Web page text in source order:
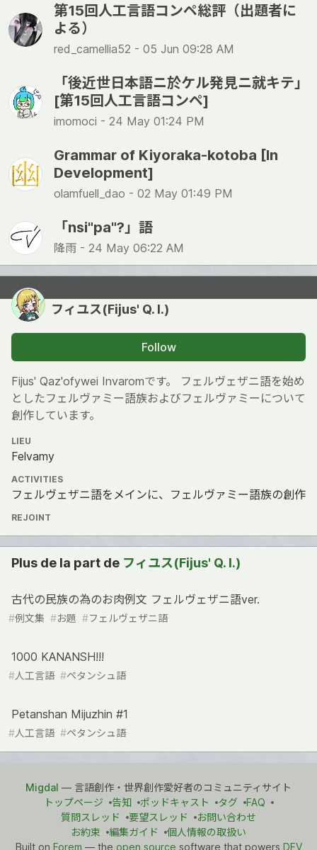
第15回人工言語コンペ総評（出題者に
よる）
red_camellia52 - 05 Jun 09:28 AM
「後近世日本語ニ於ケル発見ニ就キテ」
[第15回人工言語コンペ]
imomoci - 24 May 01:24 PM
Grammar of Kiyoraka-kotoba [In
Development]
olamfuell_dao - 02 May 01:49 PM
「nsi"pa"?」語
降雨 - 24 May 06:22 AM
フィユス(Fijus' Q. I.)
Follow
Fijus' Qaz'ofywei Invaromです。 フェルヴェザニ語を始め
としたフェルヴァミー語族およびフェルヴァミーについて
創作しています。
LIEU
Felvamy
ACTIVITIES
フェルヴェザニ語をメインに、フェルヴァミー語族の創作
REJOINT
Plus de la part de フィユス(Fijus' Q. I.)
古代の民族の為のお肉例文 フェルヴェザニ語ver.
#例文集 #お題 #フェルヴェザニ語
1000 KANANSH!!!
#人工言語 #ペタンシュ語
Petanshan Mijuzhin #1
#人工言語 #ペタンシュ語
Migdal — 言語創作・世界創作愛好者のコミュニティサイト
トップページ
告知 ポッドキャスト タグ
FAQ
質問スレッド
要望スレッド
お問い合わせ
お約束
編集ガイド
個人情報の取扱い
Built on Forem — the open source software that powers DEV